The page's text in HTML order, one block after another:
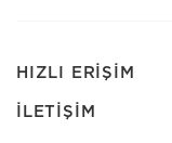
HIZLI ERİŞİM
İLETİŞİM